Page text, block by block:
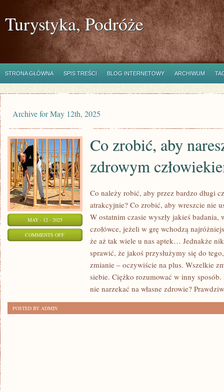
Turystyka, Podróże
STRONA GŁÓWNA SPIS TREŚCI BLOG INTERNETOWY ARCHIWUM
Archive for May 12th, 2025
MAY - 12 - 2025
COMMENTS OFFON
Co zrobić, aby
zdrowym
Co należy robić, aby przez bardzo długi
atrakcyjnie? Co zrobić, aby wreszcie nie
W ostatnim czasie wyszły jakieś badania,
czołówce, jeżeli w grę wchodzą
że aż tak wiele u nas aptek… Jednakże
sprawić, że jakoś przysłużymy się do
zmianie – oczywiście na plus. Wszelkie
siebie. Ciężko rozumować w inny
nie narzekać na własne zdrowie?
POSTED BY ADMIN